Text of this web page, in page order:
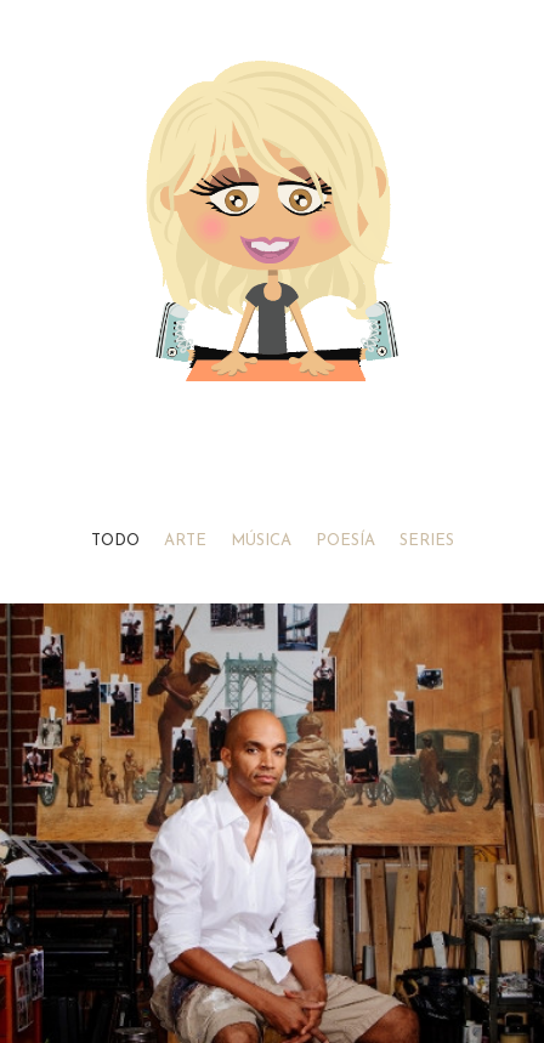
TODO ARTE MÚSICA POESÍA SERIES